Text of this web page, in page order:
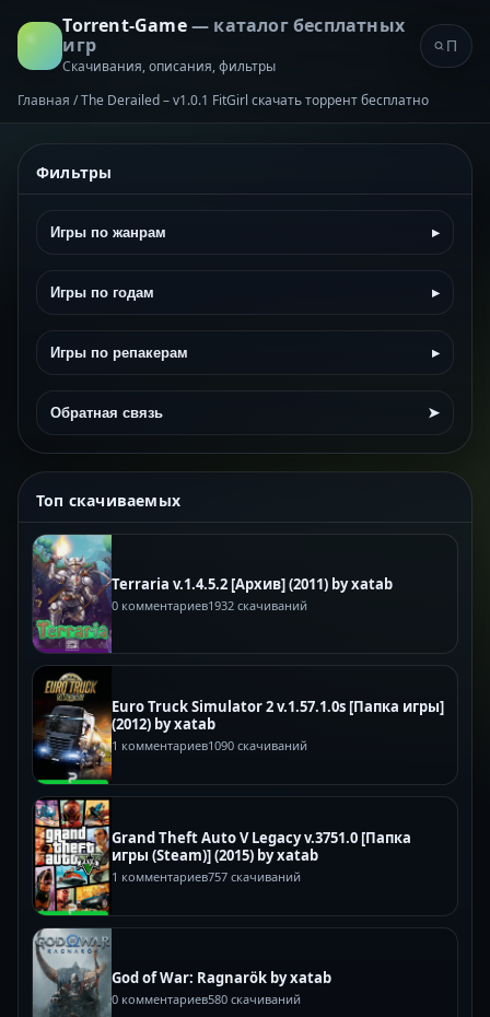
Torrent-Game— каталог бесплатных
игр
Скачивания, описания, фильтры
Главная /The Derailed – v1.0.1 FitGirl скачать торрент бесплатно
Фильтры
Игры по жанрам ▸
Игры по годам ▸
Игры по репакерам ▸
Обратная связь ➤
Топ скачиваемых
Terraria v.1.4.5.2 [Архив] (2011) by xatab
0 комментариев1932 скачиваний
Euro Truck Simulator 2 v.1.57.1.0s [Папка игры]
(2012) by xatab
1 комментариев1090 скачиваний
Grand Theft Auto V Legacy v.3751.0 [Папка
игры (Steam)] (2015) by xatab
1 комментариев757 скачиваний
God of War: Ragnarök by xatab
0 комментариев580 скачиваний